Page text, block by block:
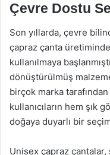
Çevre Dostu
Son yıllarda, çevre
çapraz çanta
kullanılmaya
dönüştürülmüş
birçok marka
kullanıcıların hem şık
doğaya duyarlı bir
Unisex çapraz çantalar,